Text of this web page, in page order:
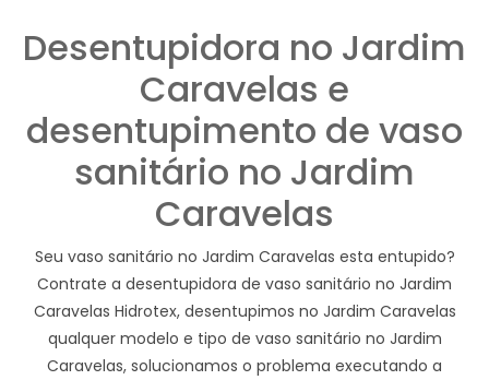
Desentupidora no Jardim
Caravelas e
desentupimento de vaso
sanitário no Jardim
Caravelas
Seu vaso sanitário no Jardim Caravelas esta entupido?
Contrate a desentupidora de vaso sanitário no Jardim
Caravelas Hidrotex, desentupimos no Jardim Caravelas
qualquer modelo e tipo de vaso sanitário no Jardim
Caravelas, solucionamos o problema executando a